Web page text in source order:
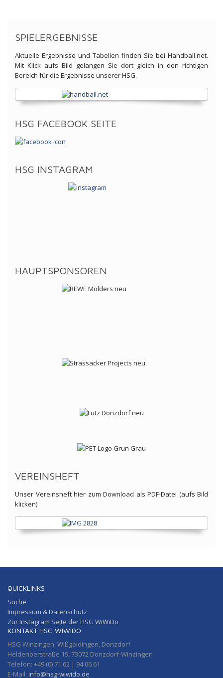
SPIELERGEBNISSE
Aktuelle Ergebnisse und Tabellen finden Sie bei Handball.net.
Mit Klick aufs Bild gelangen Sie dort gleich in den richtigen
Bereich für die Ergebnisse unserer HSG.
HSG FACEBOOK SEITE
HSG INSTAGRAM
HAUPTSPONSOREN
VEREINSHEFT
Unser Vereinsheft hier zum Download als PDF-Datei (aufs Bild
klicken)
QUICKLINKS
Suche
Impressum & Datenschutz
Zur Instagram Seite der HSG WiWiDo
KONTAKT HSG WIWIDO
HSG Winzingen, Wißgoldingen, Donzdorf
Heldenberstraße 19, 73072 Donzdorf-Winzingen
Telefon: +49 (0) 71 62 | 94 06 61
E-Mail: info@hsg-wiwido.de